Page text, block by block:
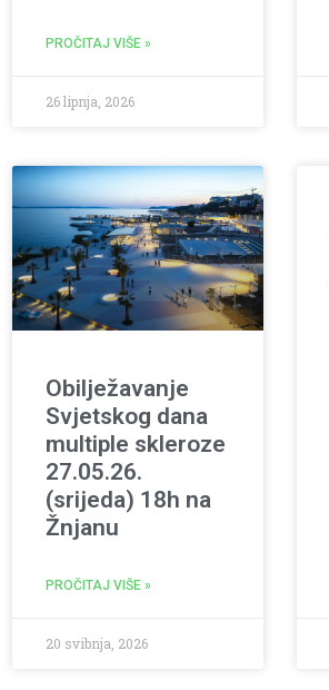
PROČITAJ VIŠE »
26 lipnja, 2026
Obilježavanje
Svjetskog dana
multiple skleroze
27.05.26.
(srijeda) 18h na
Žnjanu
PROČITAJ VIŠE »
20 svibnja, 2026